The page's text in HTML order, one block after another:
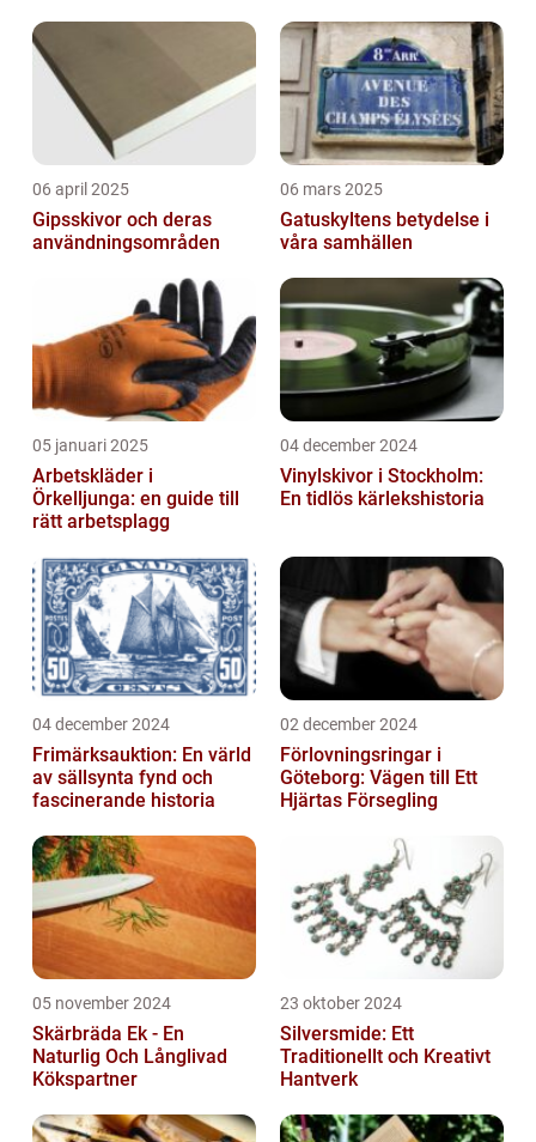
06 april 2025
Gipsskivor och deras
användningsområden
06 mars 2025
Gatuskyltens betydelse i
våra samhällen
05 januari 2025
Arbetskläder i
Örkelljunga: en guide till
rätt arbetsplagg
04 december 2024
Vinylskivor i Stockholm:
En tidlös kärlekshistoria
04 december 2024
Frimärksauktion: En värld
av sällsynta fynd och
fascinerande historia
02 december 2024
Förlovningsringar i
Göteborg: Vägen till Ett
Hjärtas Försegling
05 november 2024
Skärbräda Ek - En
Naturlig Och Långlivad
Kökspartner
23 oktober 2024
Silversmide: Ett
Traditionellt och Kreativt
Hantverk